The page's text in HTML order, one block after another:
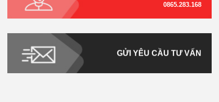
0865.283.168
GỬI YÊU CẦU TƯ VẤN